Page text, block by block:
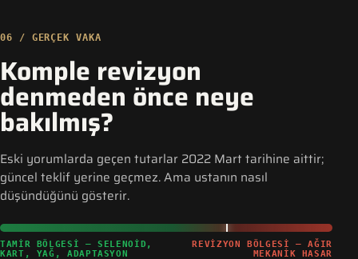
06 / GERÇEK VAKA
Komple revizyon
denmeden önce neye
bakılmış?
Eski yorumlarda geçen tutarlar 2022 Mart tarihine aittir;
güncel teklif yerine geçmez. Ama ustanın nasıl
düşündüğünü gösterir.
TAMIR BÖLGESI — SELENOID,
KART, YAĞ, ADAPTASYON
REVIZYON BÖLGESI — AĞIR
MEKANIK HASAR